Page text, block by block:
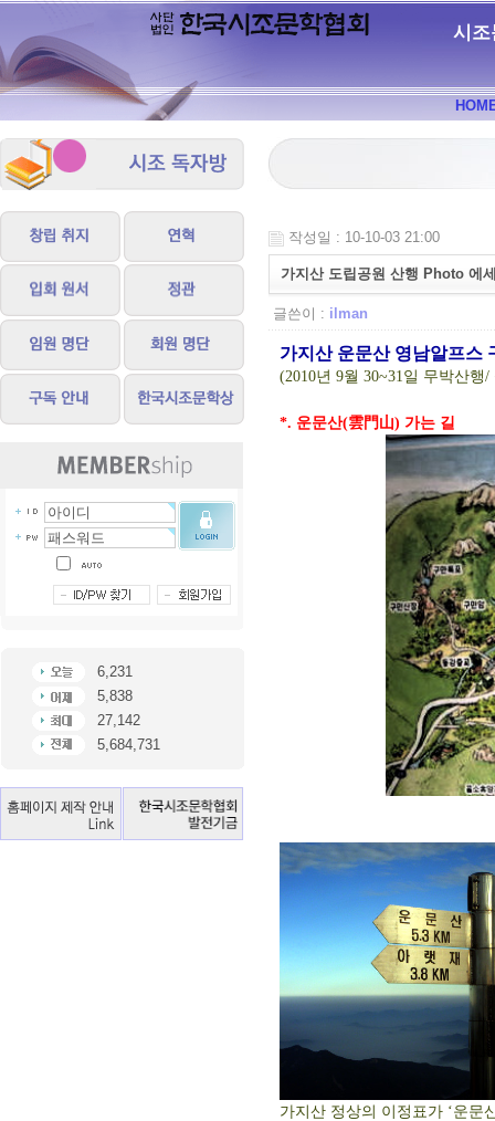
시조
6,231
5,838
27,142
5,684,731
작성일 : 10-10-03 21:00
가지산 도립공원 산행 Photo 에
글쓴이 : ilman
가지산 운문산 영남알프스
(2010년 9월 30~31일 무박산
*. 운문산(雲門山) 가는 길
가지산 정상의 이정표가 ‘운문